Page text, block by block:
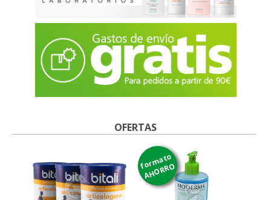
OFERTAS
formato
AHORRO